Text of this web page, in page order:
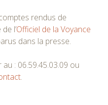
rendus de
l’Officiel de la Voyance
dans la presse.
: 06.59.45.03.09 ou
.